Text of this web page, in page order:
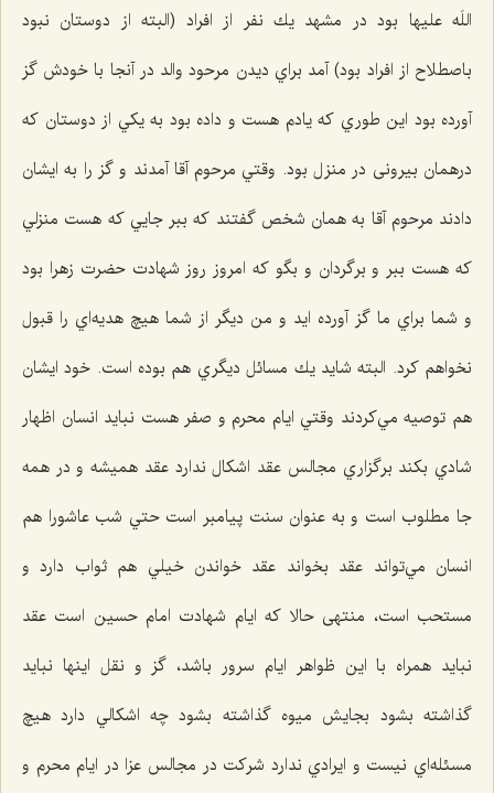
اللَه علیها بود در مشهد يك نفر از افراد (البته از دوستان نبود
باصطلاح از افراد بود) آمد براي ديدن مرحود والد در آنجا با خودش گز
آورده بود اين طوري كه يادم هست و داده بود به يكي از دوستان كه
درهمان بیرونی در منزل بود. وقتي مرحوم آقا آمدند و گز را به ایشان
دادند مرحوم آقا به همان شخص گفتند كه ببر جایي كه هست منزلي
كه هست ببر و برگردان و بگو كه امروز روز شهادت حضرت زهرا بود
و شما براي ما گز آورده ايد و من ديگر از شما هيچ هديه‌اي را قبول
نخواهم كرد. البته شايد يك مسائل ديگري هم بوده است. خود ايشان
هم توصيه مي‌كردند وقتي ايام محرم و صفر هست نبايد انسان اظهار
شادي بكند برگزاري مجالس عقد اشكال ندارد عقد هميشه و در همه
جا مطلوب است و به عنوان سنت پيامبر است حتي شب عاشورا هم
انسان مي‌تواند عقد بخواند عقد خواندن خيلي هم ثواب دارد و
مستحب است، منتهی حالا که ایام شهادت امام حسين است عقد
نبايد همراه با اين ظواهر ايام سرور باشد، گز و نقل اينها نبايد
گذاشته بشود بجايش ميوه گذاشته بشود چه اشكالي دارد هيچ
مسئله‌اي نيست و ايرادي ندارد شركت در مجالس عزا در ايام محرم و